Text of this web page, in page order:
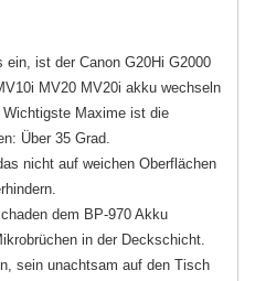
ist der Canon G20Hi G2000
MV20 MV20i akku wechseln
Maxime ist die
Über 35 Grad.
nicht auf weichen Oberflächen
dem BP-970 Akku
in der Deckschicht.
sein unachtsam auf den Tisch